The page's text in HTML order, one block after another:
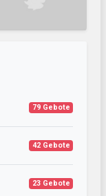
79 Gebote
42 Gebote
23 Gebote